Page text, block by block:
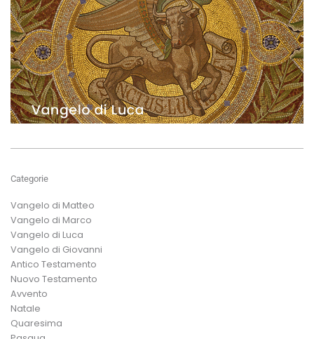
Categorie
Vangelo di Matteo
Vangelo di Marco
Vangelo di Luca
Vangelo di Giovanni
Antico Testamento
Nuovo Testamento
Avvento
Natale
Quaresima